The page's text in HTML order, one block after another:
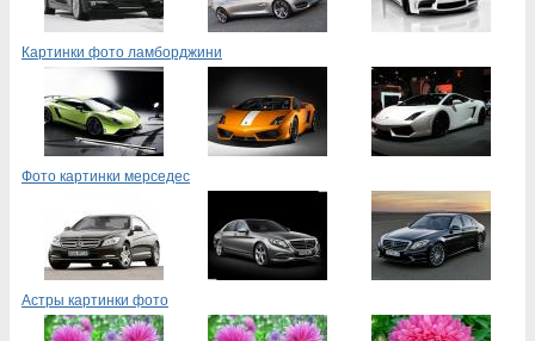
Картинки фото ламборджини
Фото картинки мерседес
Астры картинки фото